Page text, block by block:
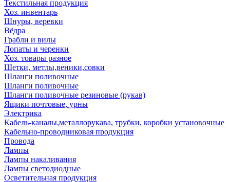
Текстильная продукция
Хоз. инвентарь
Шнуры, веревки
Вёдра
Грабли и вилы
Лопаты и черенки
Хоз. товары разное
Щетки, метлы,веники,совки
Шланги поливочные
Шланги поливочные
Шланги поливочные резиновые (рукав)
Ящики почтовые, урны
Электрика
Кабель-каналы,металлорукава, трубки, коробки установочные
Кабельно-проводниковая продукция
Провода
Лампы
Лампы накаливания
Лампы светодиодные
Осветительная продукция